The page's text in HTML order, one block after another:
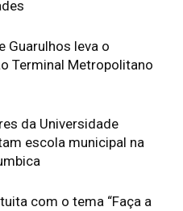
Guarulhos leva o
Terminal Metropolitano
da Universidade
escola municipal na
com o tema “Faça a